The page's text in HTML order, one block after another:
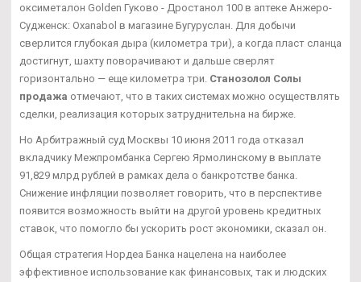
оксиметалон Golden Гуково - Дростанол 100 в аптеке Анжеро-
Судженск: Oxanabol в магазине Бугуруслан. Для добычи
сверлится глубокая дыра (километра три), а когда пласт сланца
достигнут, шахту поворачивают и дальше сверлят
горизонтально — еще километра три. Станозолол Солы
продажа отмечают, что в таких системах можно осуществлять
сделки, реализация которых затруднительна на бирже.
Но Арбитражный суд Москвы 10 июня 2011 года отказал
вкладчику Межпромбанка Сергею Ярмолинскому в выплате
91,829 млрд рублей в рамках дела о банкротстве банка.
Снижение инфляции позволяет говорить, что в перспективе
появится возможность выйти на другой уровень кредитных
ставок, что помогло бы ускорить рост экономики, сказал он.
Общая стратегия Нордеа Банка нацелена на наиболее
эффективное использование как финансовых, так и людских